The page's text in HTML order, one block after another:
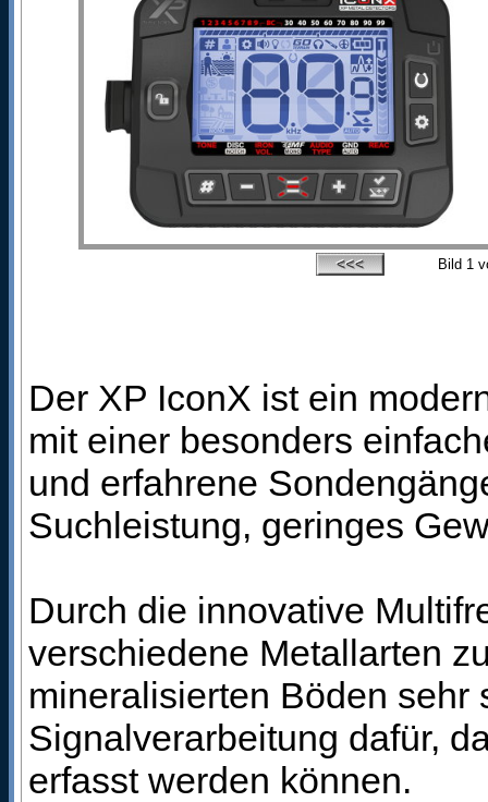
Bild 1
Der XP IconX ist ein
mit einer besonders
und erfahrene
Suchleistung, geringes
Durch die innovative
verschiedene Metallarten
mineralisierten Böden
Signalverarbeitung dafür,
erfasst werden können.